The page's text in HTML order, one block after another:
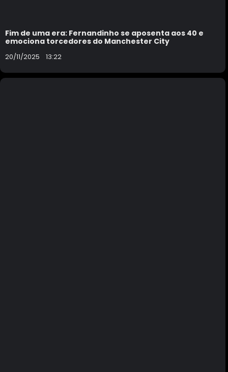
Fim de uma era: Fernandinho se aposenta aos 40 e
emociona torcedores do Manchester City
20/11/2025 13:22